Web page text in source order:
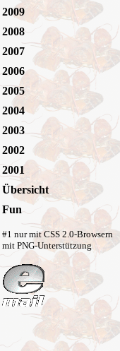
2009
2008
2007
2006
2005
2004
2003
2002
2001
Übersicht
Fun
#1 nur mit CSS 2.0-Browsern
mit PNG-Unterstützung